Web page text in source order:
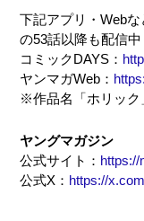
下記アプリ・Web
の53話以降も配信中
コミックDAYS：
ヤンマガWeb：
※作品名「ホリック
ヤングマガジン
公式サイト： https://
公式X： https://